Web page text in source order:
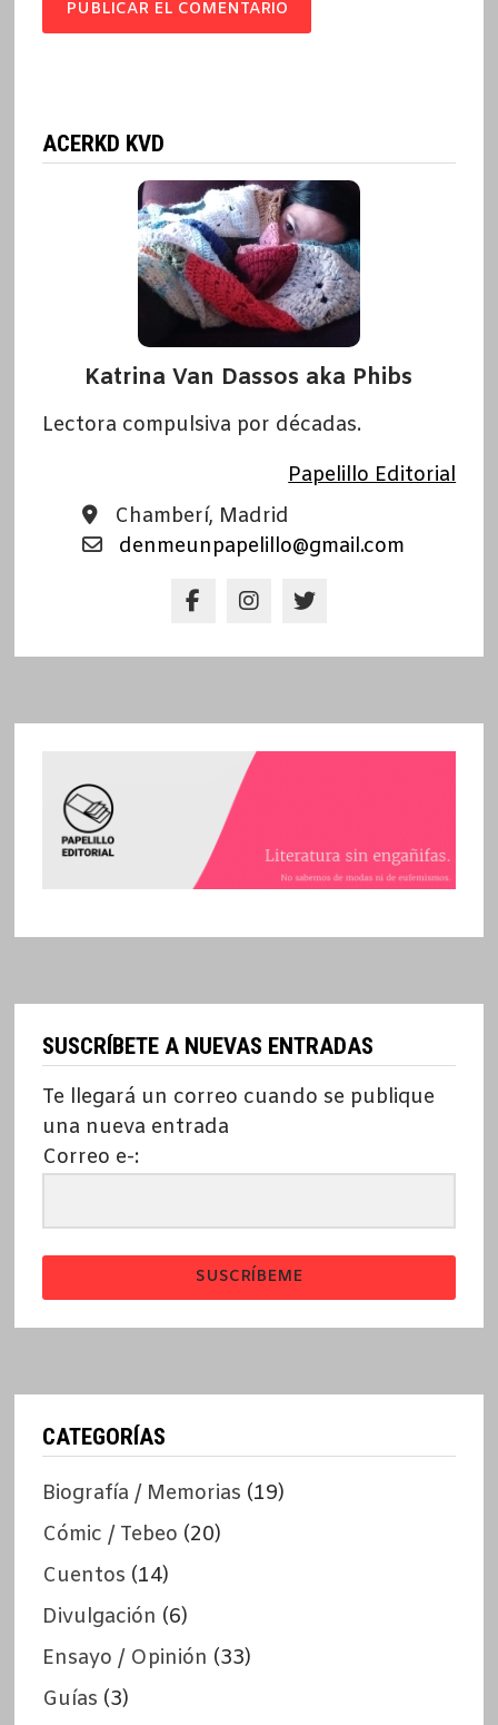
ACERKD KVD
Katrina Van Dassos aka Phibs
Lectora compulsiva por décadas.
Papelillo Editorial
Chamberí, Madrid
denmeunpapelillo@gmail.com
SUSCRÍBETE A NUEVAS ENTRADAS
Te llegará un correo cuando se publique
una nueva entrada
Correo e-:
SUSCRÍBEME
CATEGORÍAS
Biografía / Memorias (19)
Cómic / Tebeo (20)
Cuentos (14)
Divulgación (6)
Ensayo / Opinión (33)
Guías (3)